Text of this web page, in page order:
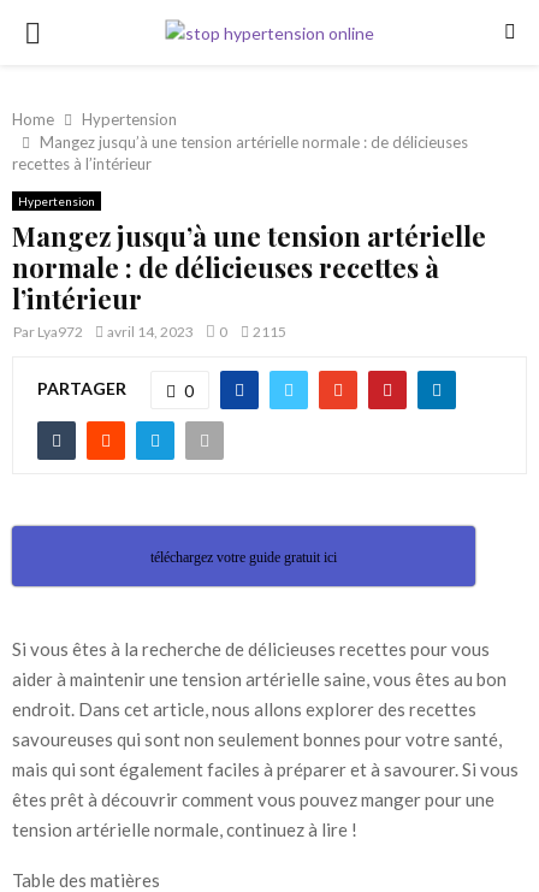
PRIMARY
Home
Hypertension
Mangez jusqu’à une tension artérielle normale : de délicieuses
recettes à l’intérieur
Hypertension
Mangez jusqu’à une tension artérielle
normale : de délicieuses recettes à
l’intérieur
Par Lya972 avril 14, 2023 0 2115
PARTAGER 0
téléchargez votre guide gratuit ici
Si vous êtes à la recherche de délicieuses recettes pour vous
aider à maintenir une tension artérielle saine, vous êtes au bon
endroit. Dans cet article, nous allons explorer des recettes
savoureuses qui sont non seulement bonnes pour votre santé,
mais qui sont également faciles à préparer et à savourer. Si vous
êtes prêt à découvrir comment vous pouvez manger pour une
tension artérielle normale, continuez à lire !
Table des matières